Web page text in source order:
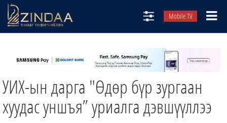
Mobile TV
ТВ8
ӨГЛӨӨНИЙ СОНИН
ЗИНДАА СЭТГҮҮЛ
УИХ-ын дарга "Өдөр бүр зургаан
хуудас уншъя” уриалга дэвшүүллээ